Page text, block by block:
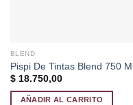
BLEND
Pispi De Tintas Blend 750 Ml.
$18.750,00
AÑADIR AL CARRITO